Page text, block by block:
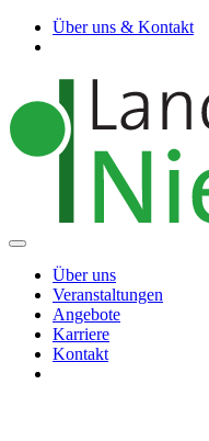
Über uns & Kontakt
Über uns
Veranstaltungen
Angebote
Karriere
Kontakt